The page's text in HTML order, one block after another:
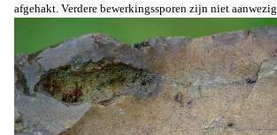
afgehakt. Verdere bewerkingssporen zijn niet aanwezig.